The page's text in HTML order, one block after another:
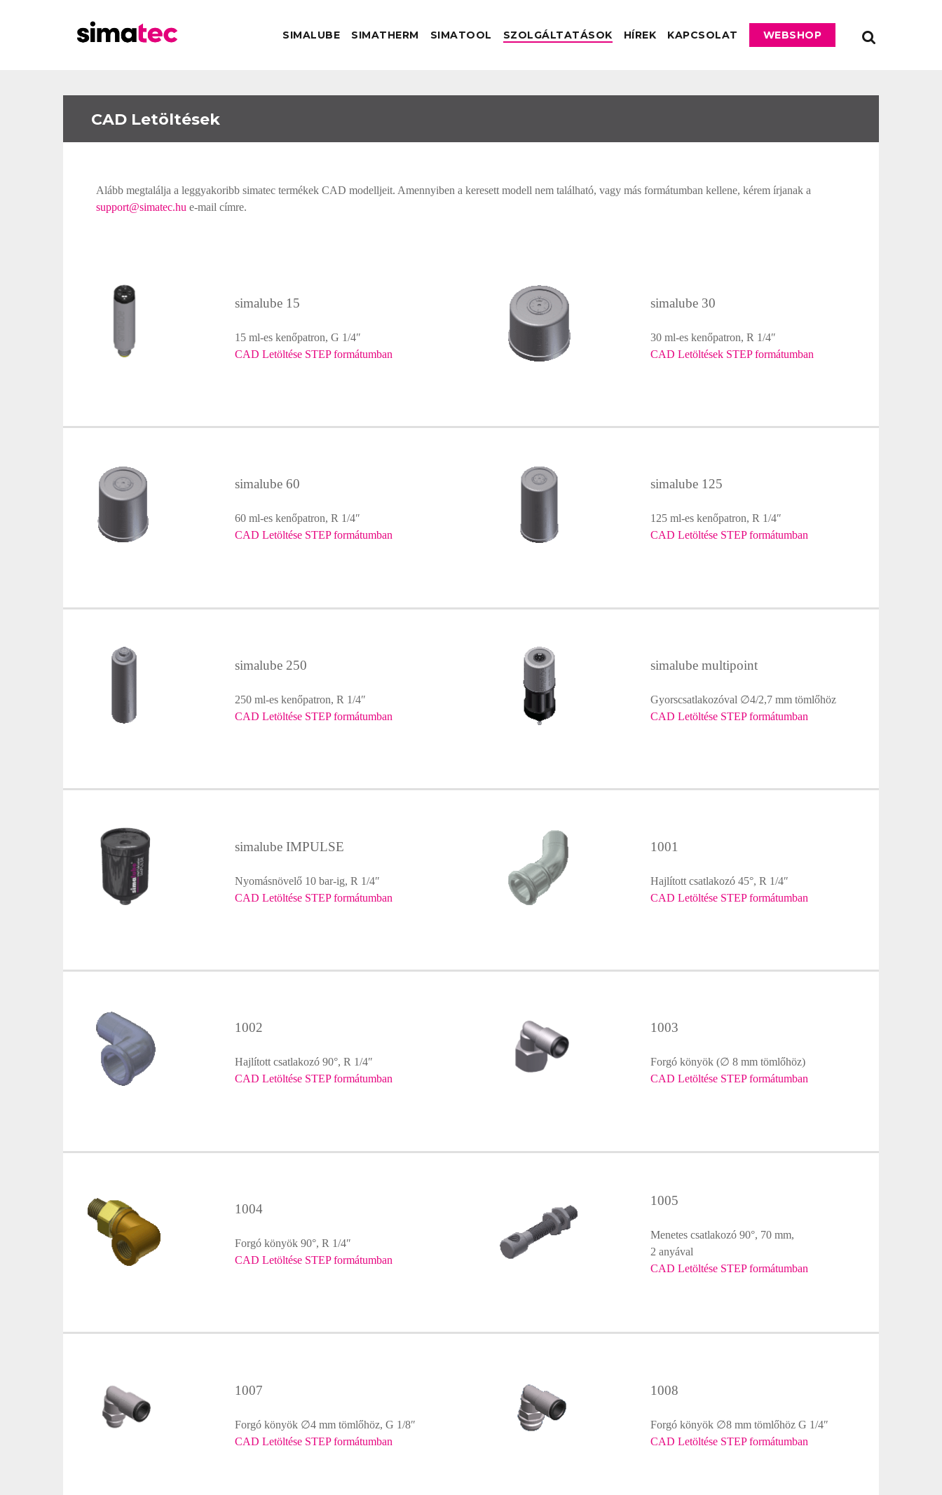
SIMALUBE SIMATHERM SIMATOOL SZOLGÁLTATÁSOK HÍREK KAPCSOLAT WEBSHOP
CAD Letöltések
Alább megtalálja a leggyakoribb simatec termékek CAD modelljeit. Amennyiben a keresett modell nem található, vagy más formátumban kellene, kérem írjanak a
support@simatec.hu e-mail címre.
simalube 15
15 ml-es kenőpatron, G 1/4″
CAD Letöltése STEP formátumban
simalube 30
30 ml-es kenőpatron, R 1/4″
CAD Letöltések STEP formátumban
simalube 60
60 ml-es kenőpatron, R 1/4″
CAD Letöltése STEP formátumban
simalube 125
125 ml-es kenőpatron, R 1/4″
CAD Letöltése STEP formátumban
simalube 250
250 ml-es kenőpatron, R 1/4″
CAD Letöltése STEP formátumban
simalube multipoint
Gyorscsatlakozóval ∅4/2,7 mm tömlőhöz
CAD Letöltése STEP formátumban
simalube IMPULSE
Nyomásnövelő 10 bar-ig, R 1/4″
CAD Letöltése STEP formátumban
1001
Hajlított csatlakozó 45°, R 1/4″
CAD Letöltése STEP formátumban
1002
Hajlított csatlakozó 90°, R 1/4″
CAD Letöltése STEP formátumban
1003
Forgó könyök (∅ 8 mm tömlőhöz)
CAD Letöltése STEP formátumban
1004
Forgó könyök 90°, R 1/4″
CAD Letöltése STEP formátumban
1005
Menetes csatlakozó 90°, 70 mm,
2 anyával
CAD Letöltése STEP formátumban
1007
Forgó könyök ∅4 mm tömlőhöz, G 1/8″
CAD Letöltése STEP formátumban
1008
Forgó könyök ∅8 mm tömlőhöz G 1/4″
CAD Letöltése STEP formátumban